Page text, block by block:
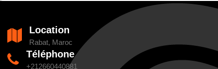
Location
Rabat, Maroc
Téléphone
+212660440881